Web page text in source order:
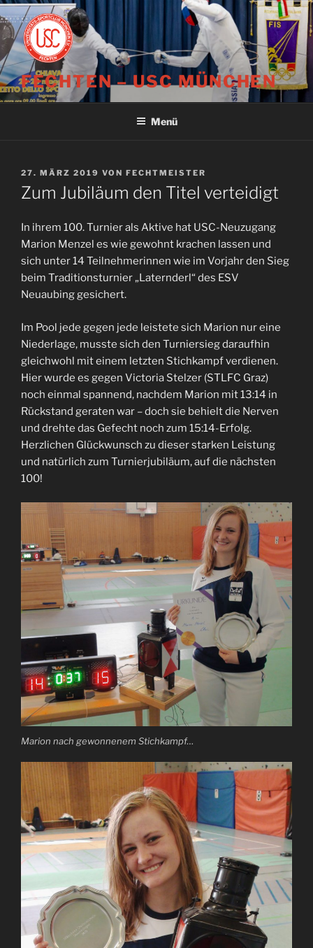
Zum
Inhalt
springen
FECHTEN – USC MÜNCHEN
Menü
VERÖFFENTLICHT
AM
27. MÄRZ 2019 VON FECHTMEISTER
Zum Jubiläum den Titel verteidigt
In ihrem 100. Turnier als Aktive hat USC-Neuzugang
Marion Menzel es wie gewohnt krachen lassen und
sich unter 14 Teilnehmerinnen wie im Vorjahr den Sieg
beim Traditionsturnier „Laternderl“ des ESV
Neuaubing gesichert.
Im Pool jede gegen jede leistete sich Marion nur eine
Niederlage, musste sich den Turniersieg daraufhin
gleichwohl mit einem letzten Stichkampf verdienen.
Hier wurde es gegen Victoria Stelzer (STLFC Graz)
noch einmal spannend, nachdem Marion mit 13:14 in
Rückstand geraten war – doch sie behielt die Nerven
und drehte das Gefecht noch zum 15:14-Erfolg.
Herzlichen Glückwunsch zu dieser starken Leistung
und natürlich zum Turnierjubiläum, auf die nächsten
100!
Marion nach gewonnenem Stichkampf…